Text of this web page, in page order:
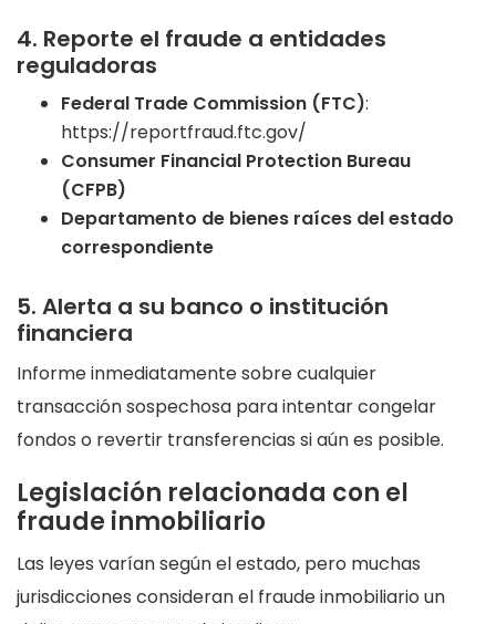
4. Reporte el fraude a entidades
reguladoras
Federal Trade Commission (FTC):
https://reportfraud.ftc.gov/
Consumer Financial Protection Bureau
(CFPB)
Departamento de bienes raíces del estado
correspondiente
5. Alerta a su banco o institución
financiera
Informe inmediatamente sobre cualquier
transacción sospechosa para intentar congelar
fondos o revertir transferencias si aún es posible.
Legislación relacionada con el
fraude inmobiliario
Las leyes varían según el estado, pero muchas
jurisdicciones consideran el fraude inmobiliario un